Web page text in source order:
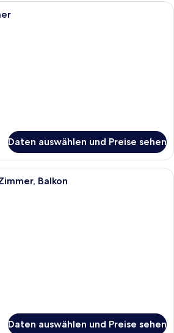
Ein modernes Zimmer mit einem
Daten auswählen und Preise sehen
Ein modernes Hotelzimmer mit Bett,
Balkon
Daten auswählen und Preise sehen